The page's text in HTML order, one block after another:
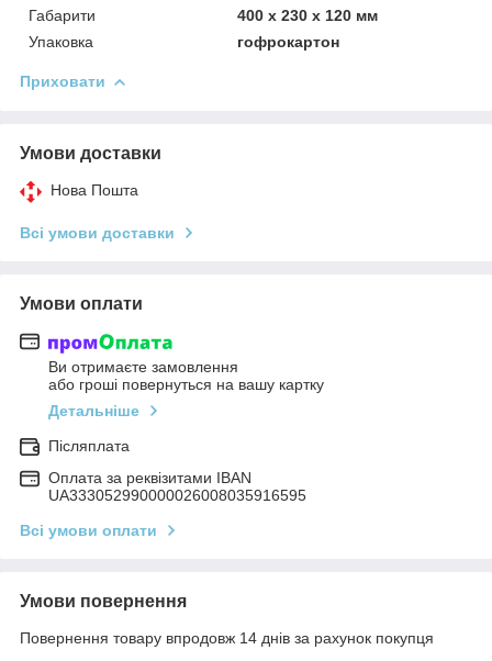
Габарити
400 х 230 х 120 мм
Упаковка
гофрокартон
Приховати
Умови доставки
Нова Пошта
Всі умови доставки
Умови оплати
Ви отримаєте замовлення
або гроші повернуться на вашу картку
Детальніше
Післяплата
Оплата за реквізитами IBAN
UA333052990000026008035916595
Всі умови оплати
Умови повернення
Повернення товару впродовж 14 днів за рахунок покупця